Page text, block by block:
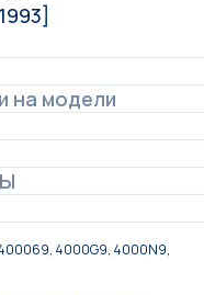
на модели
4000G9, 4000N9,